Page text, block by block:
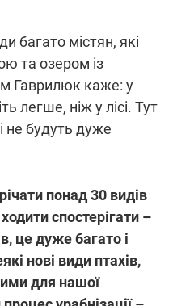
багато містян, які
та озером із
Гаврилюк каже: у
легше, ніж у лісі. Тут
не будуть дуже
понад 30 видів
спостерігати –
це дуже багато і
нові види птахів,
для нашої